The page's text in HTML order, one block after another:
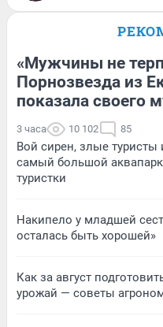
«Мужчины не
Порнозвезда из
показала своего
3 часа 10 102 85
Вой сирен, злые туристы
самый большой
туристки
Накипело у младшей
осталась быть хорошей»
Как за август
урожай — советы